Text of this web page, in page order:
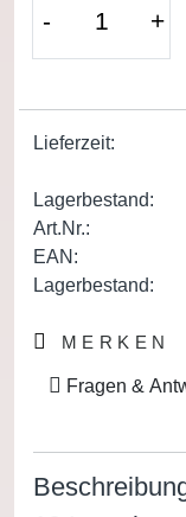
- +
Lieferzeit:
Lagerbestand:
Art.Nr.:
EAN:
Lagerbestand:
MERKEN
Fragen &